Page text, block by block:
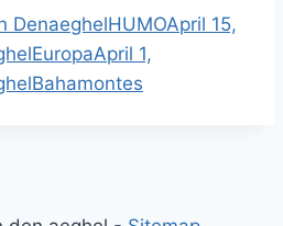
DenaeghelHUMOApril 15,
EuropaApril 1,
Bahamontes